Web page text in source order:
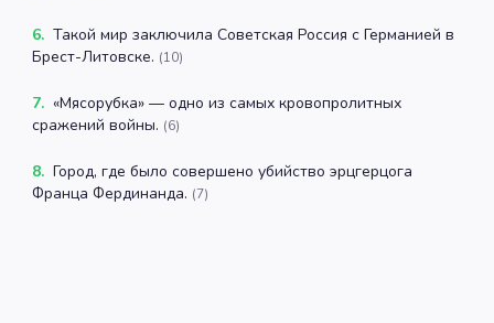
6. Такой мир заключила Советская Россия с Германией в
Брест-Литовске. (10)
7. «Мясорубка» — одно из самых кровопролитных
сражений войны. (6)
8. Город, где было совершено убийство эрцгерцога
Франца Фердинанда. (7)